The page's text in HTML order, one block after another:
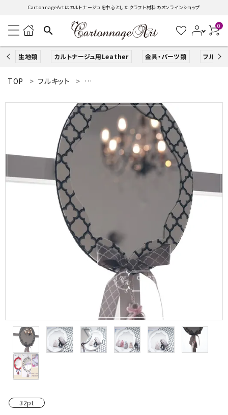
CartonnageArtはカルトナージュを中心としたクラフト材料のオンラインショップ
search 0
生地類 カルトナージュ用Leather 金具・パーツ類 フルキッ
ACCOUNT MENU
ようこそ ゲスト 様
ログイン 新規会員登録
生地類
カルトナージュLeather用
道具類
基本材料
TOP フルキット コンパクトミラー・メジャー・モロッカンミラー
32pt